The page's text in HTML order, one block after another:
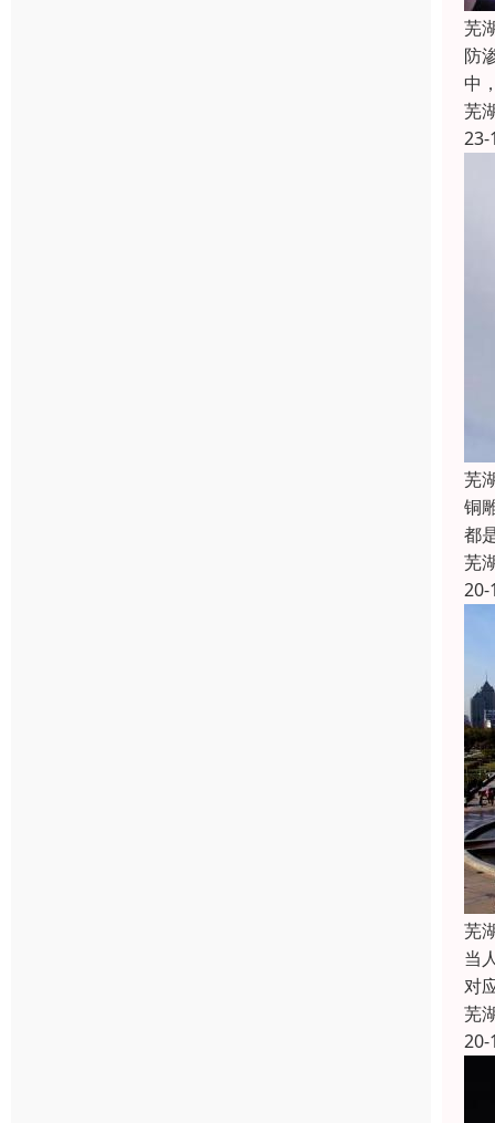
芜
防
中
芜
23-
芜
铜
都
芜
20-
芜
当
对
芜
20-